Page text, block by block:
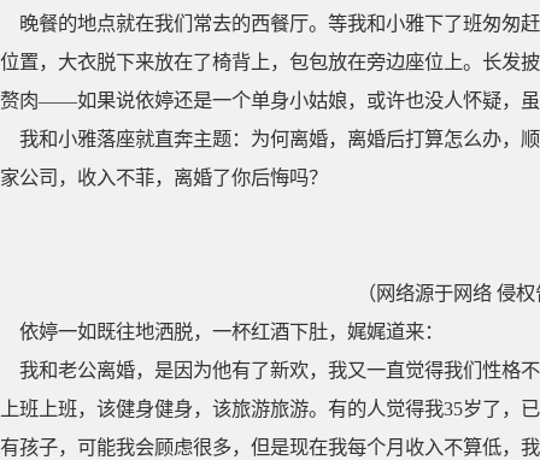
晚餐的地点就在我们常去的西餐厅。等我和小雅下了班匆匆
位置，大衣脱下来放在了椅背上，包包放在旁边座位上。长发
赘肉——如果说依婷还是一个单身小姑娘，或许也没人怀疑，
我和小雅落座就直奔主题：为何离婚，离婚后打算怎么办，
家公司，收入不菲，离婚了你后悔吗？
（网络源于网络 侵
依婷一如既往地洒脱，一杯红酒下肚，娓娓道来：
我和老公离婚，是因为他有了新欢，我又一直觉得我们性格
上班上班，该健身健身，该旅游旅游。有的人觉得我35岁了，
有孩子，可能我会顾虑很多，但是现在我每个月收入不算低，